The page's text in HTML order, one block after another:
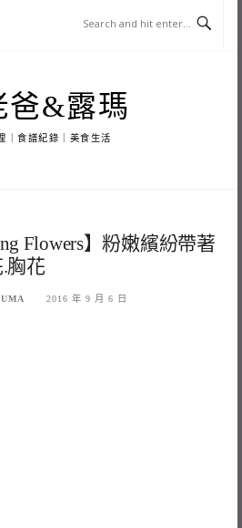
爸&露瑪
｜食譜紀錄｜美食生活
Flowers】粉嫩繽紛帶著
胸花
2016 年 9 月 6 日